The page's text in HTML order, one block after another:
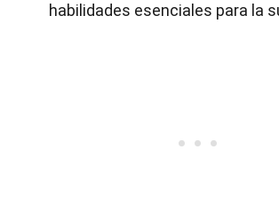
habilidades esenciales para la